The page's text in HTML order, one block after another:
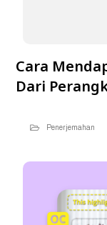
Cara
Dari
Penerjemahan